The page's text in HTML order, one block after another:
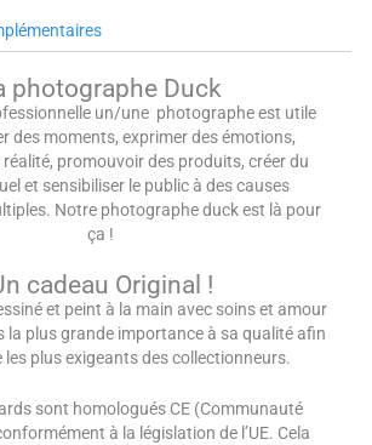
photographe Duck
un/une photographe est utile
des moments, exprimer des émotions,
promouvoir des produits, créer du
et sensibiliser le public à des causes
Notre photographe duck est là pour
ça !
cadeau Original !
et peint à la main avec soins et amour
la plus grande importance à sa qualité afin
plus exigeants des collectionneurs.
sont homologués CE (Communauté
à la législation de l’UE. Cela